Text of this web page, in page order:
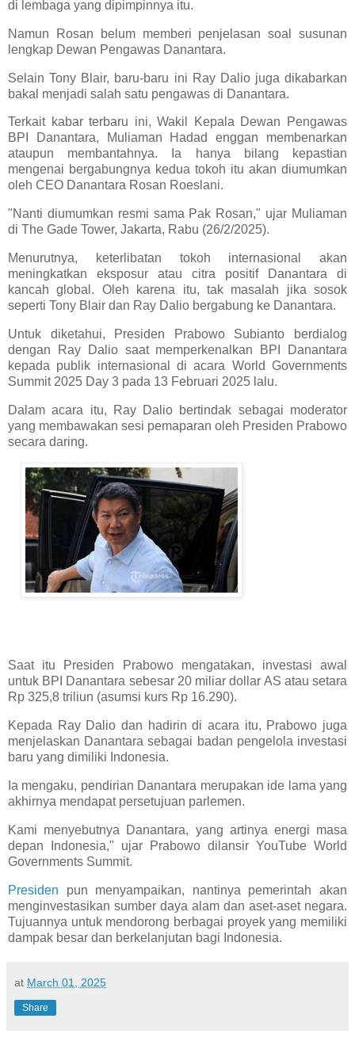
di lembaga yang dipimpinnya itu.
Namun Rosan belum memberi penjelasan soal susunan
lengkap Dewan Pengawas Danantara.
Selain Tony Blair, baru-baru ini Ray Dalio juga dikabarkan
bakal menjadi salah satu pengawas di Danantara.
Terkait kabar terbaru ini, Wakil Kepala Dewan Pengawas
BPI Danantara, Muliaman Hadad enggan membenarkan
ataupun membantahnya. Ia hanya bilang kepastian
mengenai bergabungnya kedua tokoh itu akan diumumkan
oleh CEO Danantara Rosan Roeslani.
"Nanti diumumkan resmi sama Pak Rosan," ujar Muliaman
di The Gade Tower, Jakarta, Rabu (26/2/2025).
Menurutnya, keterlibatan tokoh internasional akan
meningkatkan eksposur atau citra positif Danantara di
kancah global. Oleh karena itu, tak masalah jika sosok
seperti Tony Blair dan Ray Dalio bergabung ke Danantara.
Untuk diketahui, Presiden Prabowo Subianto berdialog
dengan Ray Dalio saat memperkenalkan BPI Danantara
kepada publik internasional di acara World Governments
Summit 2025 Day 3 pada 13 Februari 2025 lalu.
Dalam acara itu, Ray Dalio bertindak sebagai moderator
yang membawakan sesi pemaparan oleh Presiden Prabowo
secara daring.
Saat itu Presiden Prabowo mengatakan, investasi awal
untuk BPI Danantara sebesar 20 miliar dollar AS atau setara
Rp 325,8 triliun (asumsi kurs Rp 16.290).
Kepada Ray Dalio dan hadirin di acara itu, Prabowo juga
menjelaskan Danantara sebagai badan pengelola investasi
baru yang dimiliki Indonesia.
Ia mengaku, pendirian Danantara merupakan ide lama yang
akhirnya mendapat persetujuan parlemen.
Kami menyebutnya Danantara, yang artinya energi masa
depan Indonesia," ujar Prabowo dilansir YouTube World
Governments Summit.
Presiden pun menyampaikan, nantinya pemerintah akan
menginvestasikan sumber daya alam dan aset-aset negara.
Tujuannya untuk mendorong berbagai proyek yang memiliki
dampak besar dan berkelanjutan bagi Indonesia.
at March 01, 2025
Share